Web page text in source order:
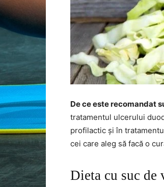
De ce este recomandat
tratamentul ulcerului
profilactic și în
cei care aleg să facă o
Dieta cu suc de